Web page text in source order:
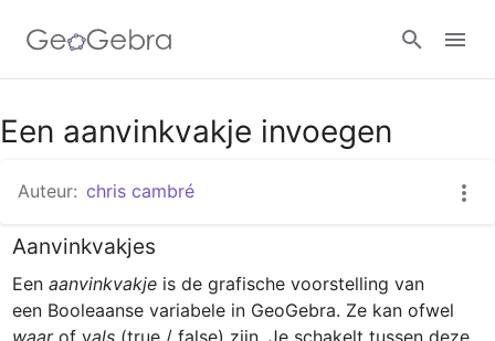
Google Classroom
GeoGebra Klaslokaal
Aanmelden
Een aanvinkvakje invoegen
Auteur: chris cambré
Aanvinkvakjes
Een aanvinkvakje is de grafische voorstelling van
waar of vals (true / false) zijn. Je schakelt tussen deze